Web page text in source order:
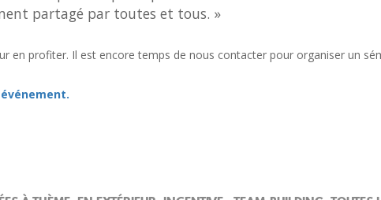
partagé par toutes et tous. »
en profiter. Il est encore temps de nous contacter pour organiser un